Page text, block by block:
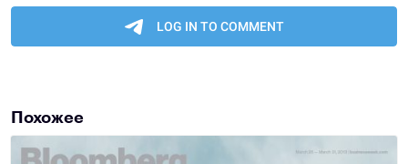
Похожее